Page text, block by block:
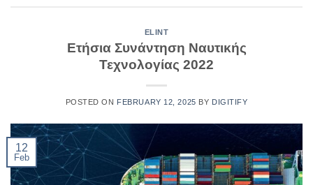
ELINT
Ετήσια Συνάντηση Ναυτικής
Τεχνολογίας 2022
POSTED ON FEBRUARY 12, 2025 BY DIGITIFY
12
Feb